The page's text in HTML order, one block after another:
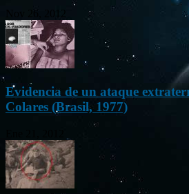
Nov 26, 2012
Evidencia de un ataque
Colares (Brasil, 1977)